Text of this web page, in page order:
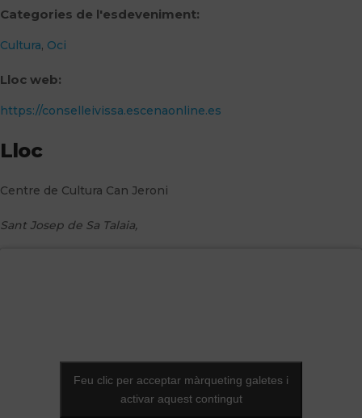
Categories de l'esdeveniment:
Cultura, Oci
Lloc web:
https://conselleivissa.escenaonline.es
Lloc
Centre de Cultura Can Jeroni
Sant Josep de Sa Talaia,
Feu clic per acceptar màrqueting galetes i
activar aquest contingut
Feu clic per acceptar màrqueting galetes i
activar aquest contingut